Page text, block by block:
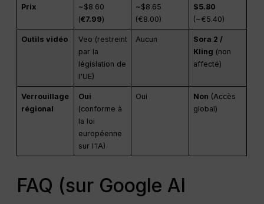
Prix
~$8.60
(€7.99)
~$8.65
(€8.00)
$5.80
(~€5.40)
Outils vidéo
Veo (restreint
par la
législation de
l'UE)
Aucun
Sora 2 /
Kling (non
affecté)
Verrouillage
régional
Oui
(conforme à
la loi
européenne
sur l'IA)
Oui Non (Accès
global)
FAQ (sur Google AI